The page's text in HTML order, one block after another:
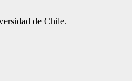
de Chile.